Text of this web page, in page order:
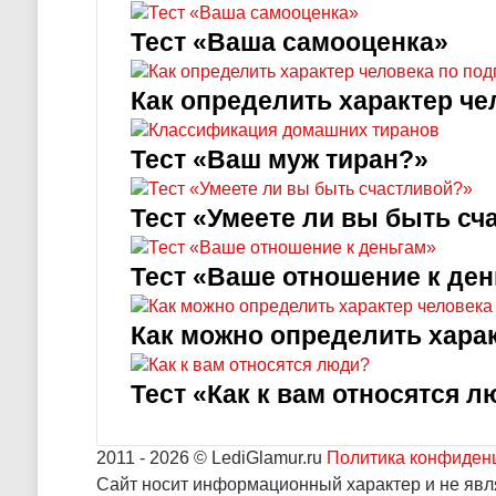
Тест «Ваша самооценка»
Как определить характер
Тест «Ваш муж тиран?»
Тест «Умеете ли вы быть
Тест «Ваше отношение к
Как можно определить
Тест «Как к вам относятся
2011 - 2026 © LediGlamur.ru Политика
Сайт носит информационный характер и не